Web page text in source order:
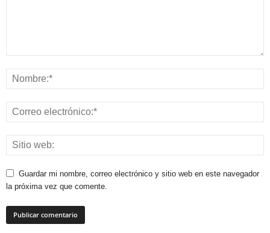
Guardar mi nombre, correo electrónico y sitio web en este navegador
la próxima vez que comente.